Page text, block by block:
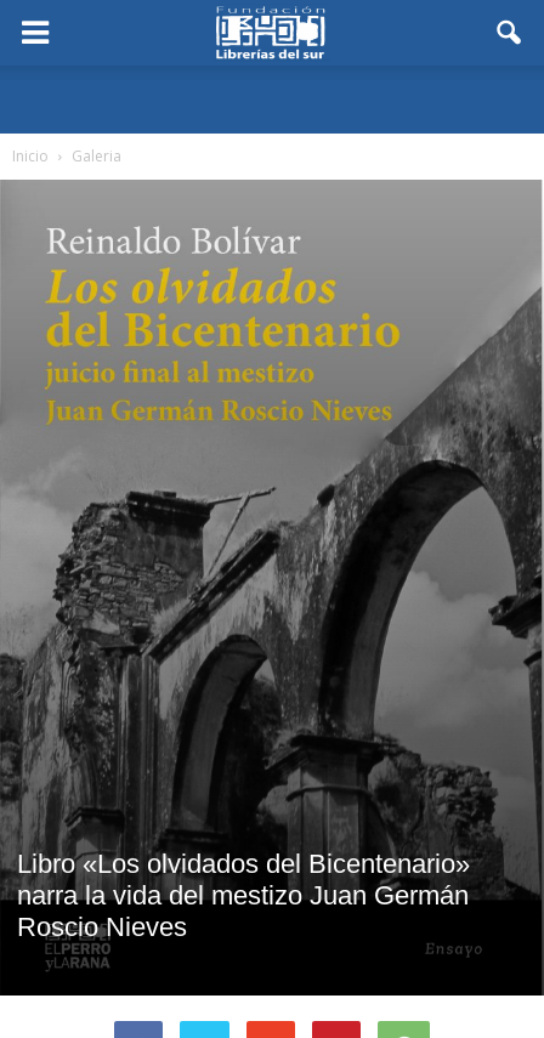
Inicio Galeria
Libro «Los olvidados del Bicentenario»
narra la vida del mestizo Juan Germán
Roscio Nieves